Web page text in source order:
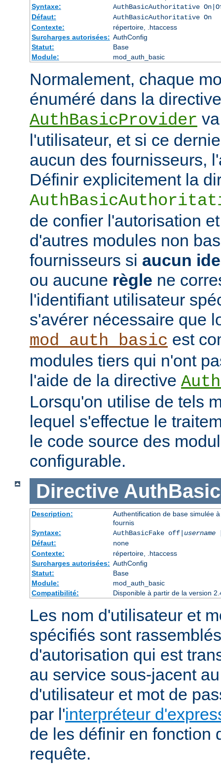
Syntaxe:
AuthBasicAuthoritative
Défaut:
AuthBasicAuthoritative On
Contexte:
répertoire, .htaccess
Surcharges autorisées: AuthConfig
Statut:
Base
Module:
mod_auth_basic
Normalement, chaque
énuméré dans la directive
AuthBasicProvider
l'utilisateur, et si ce
aucun des fournisseurs,
Définir explicitement la
de confier l'autorisation
d'autres modules non
fournisseurs si aucun
ou aucune règle ne
l'identifiant utilisateur
s'avérer nécessaire que
mod_auth_basic est
modules tiers qui n'ont
l'aide de la directive
Lorsqu'on utilise de tels
lequel s'effectue le
le code source des
configurable.
Directive
Description:
Authentification de base simulée
fournis
Syntaxe:
AuthBasicFake off| username
Défaut:
none
Contexte:
répertoire, .htaccess
Surcharges autorisées: AuthConfig
Statut:
Base
Module:
mod_auth_basic
Compatibilité:
Disponible à partir de la version
Les nom d'utilisateur et
spécifiés sont
d'autorisation qui est
au service sous-jacent
d'utilisateur et mot de
par l'interpréteur
de les définir en fonction
requête.